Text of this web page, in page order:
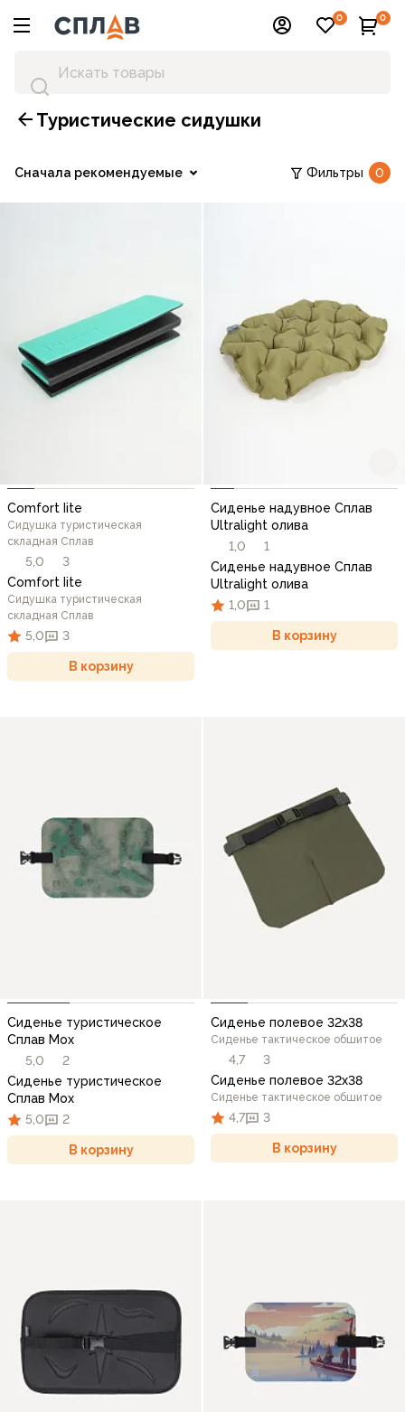
0 0
Туристические сидушки
Сначала рекомендуемые Фильтры 0
Comfort Iite
Сидушка туристическая
складная Сплав
5,0
3
Comfort Iite
Сидушка туристическая
складная Сплав
5,0 3
В корзину
Сиденье надувное Сплав
Ultralight олива
1,0
1
Сиденье надувное Сплав
Ultralight олива
1,0
1
В корзину
Сиденье туристическое
Сплав Мох
5,0
2
Сиденье туристическое
Сплав Мох
5,0
2
В корзину
Сиденье полевое 32х38
Сиденье тактическое обшитое
4,7
3
Сиденье полевое 32х38
Сиденье тактическое обшитое
4,7 3
В корзину